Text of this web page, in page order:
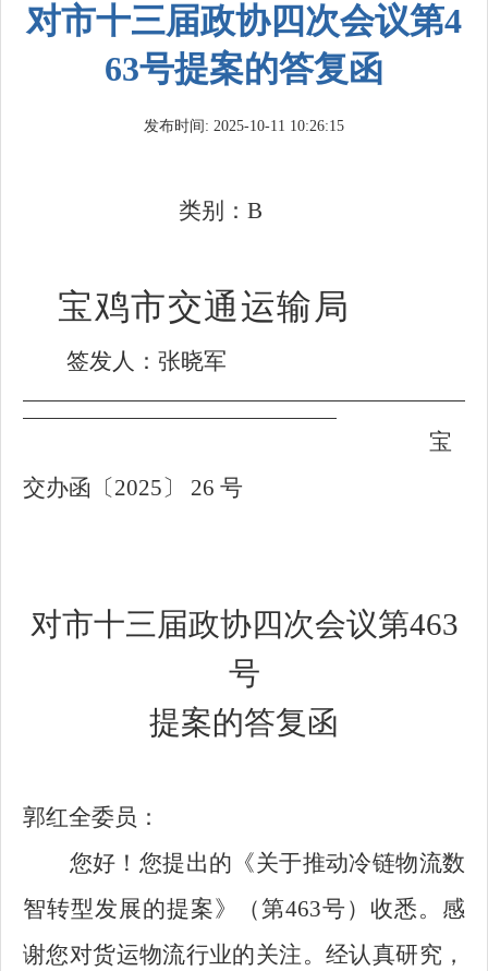
对市十三届政协四次会议第4
63号提案的答复函
发布时间: 2025-10-11 10:26:15
类别：B
宝鸡市交通运输局
签发人：张晓军
宝
交办函〔2025〕 26 号
对市十三届政协四次会议第463
号
提案的答复函
郭红全委员：
您好！您提出的《关于推动冷链物流数
智转型发展的提案》（第463号）收悉。感
谢您对货运物流行业的关注。经认真研究，